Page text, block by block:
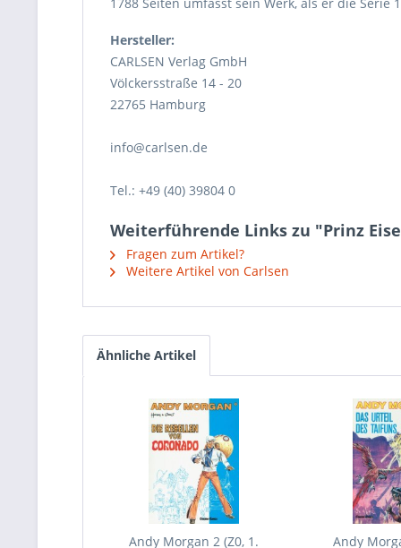
Hersteller:
CARLSEN Verlag GmbH
Völckersstraße 14 - 20
22765 Hamburg
info@carlsen.de
Tel.: +49 (40) 39804 0
Weiterführende Links zu "Prinz
Fragen zum Artikel?
Weitere Artikel von Carlsen
Ähnliche Artikel
Andy Morgan 2 (Z0, 1.
Andy